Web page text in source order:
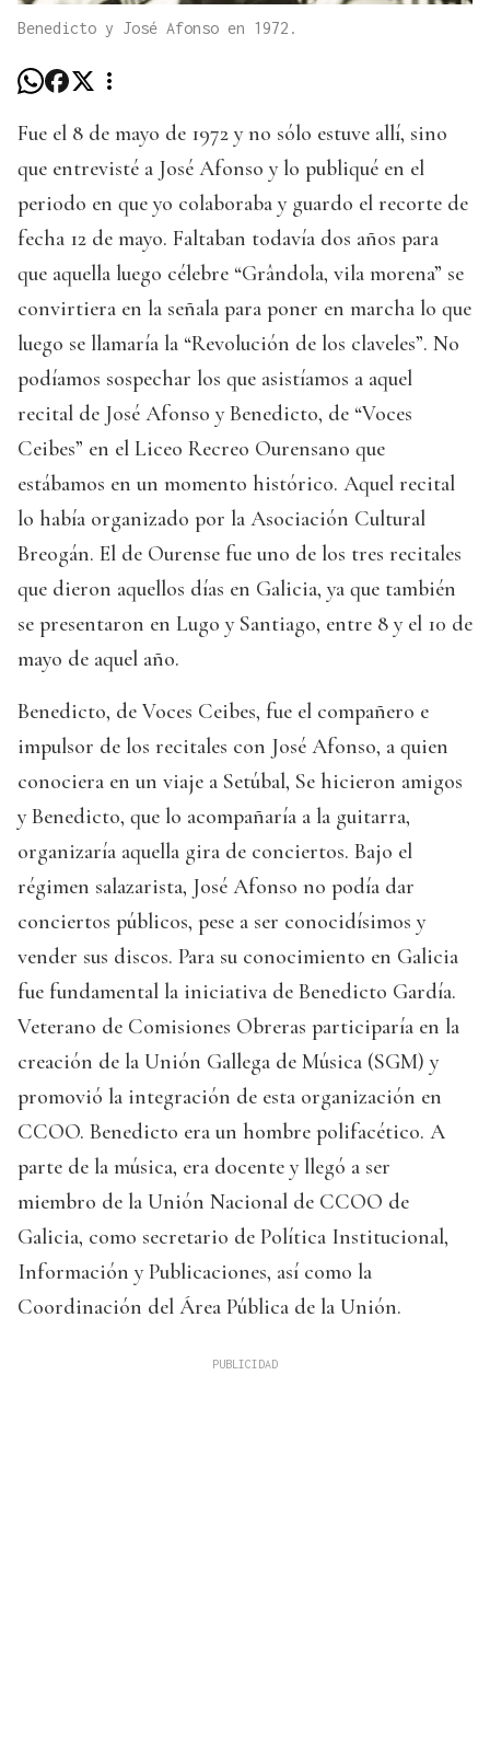
Benedicto y José Afonso en 1972.
Fue el 8 de mayo de 1972 y no sólo estuve allí, sino
que entrevisté a José Afonso y lo publiqué en el
periodo en que yo colaboraba y guardo el recorte de
fecha 12 de mayo. Faltaban todavía dos años para
que aquella luego célebre “Grândola, vila morena” se
convirtiera en la señala para poner en marcha lo que
luego se llamaría la “Revolución de los claveles”. No
podíamos sospechar los que asistíamos a aquel
recital de José Afonso y Benedicto, de “Voces
Ceibes” en el Liceo Recreo Ourensano que
estábamos en un momento histórico. Aquel recital
lo había organizado por la Asociación Cultural
Breogán. El de Ourense fue uno de los tres recitales
que dieron aquellos días en Galicia, ya que también
se presentaron en Lugo y Santiago, entre 8 y el 10 de
mayo de aquel año.
Benedicto, de Voces Ceibes, fue el compañero e
impulsor de los recitales con José Afonso, a quien
conociera en un viaje a Setúbal, Se hicieron amigos
y Benedicto, que lo acompañaría a la guitarra,
organizaría aquella gira de conciertos. Bajo el
régimen salazarista, José Afonso no podía dar
conciertos públicos, pese a ser conocidísimos y
vender sus discos. Para su conocimiento en Galicia
fue fundamental la iniciativa de Benedicto Gardía.
Veterano de Comisiones Obreras participaría en la
creación de la Unión Gallega de Música (SGM) y
promovió la integración de esta organización en
CCOO. Benedicto era un hombre polifacético. A
parte de la música, era docente y llegó a ser
miembro de la Unión Nacional de CCOO de
Galicia, como secretario de Política Institucional,
Información y Publicaciones, así como la
Coordinación del Área Pública de la Unión.